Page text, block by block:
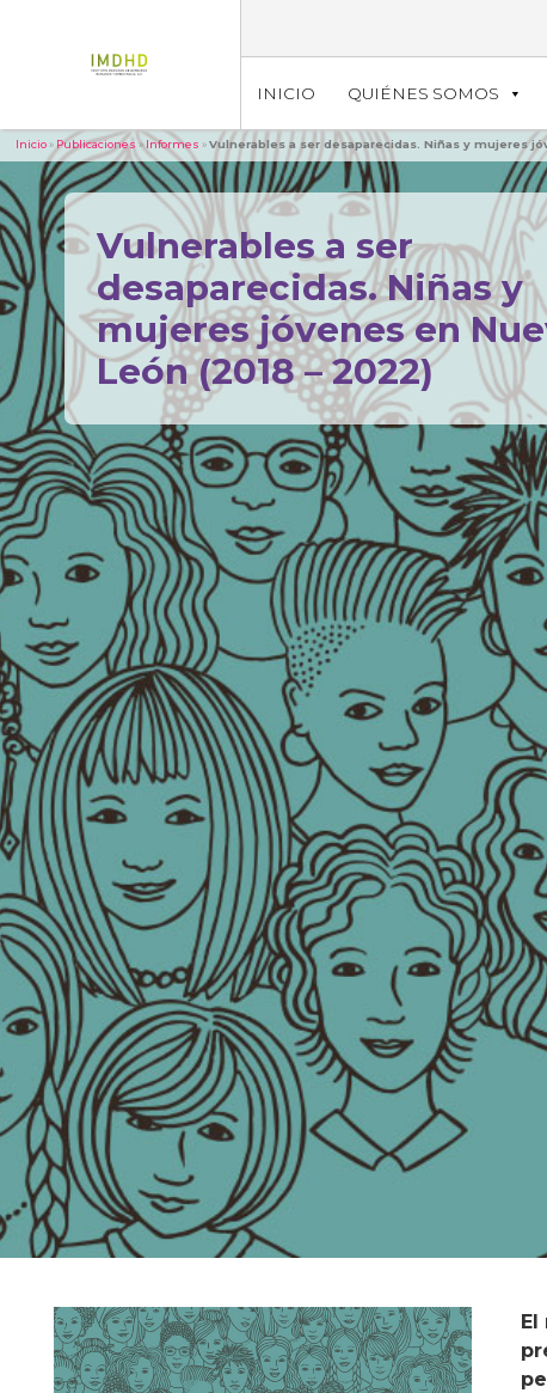
INICIO QUIÉNES SOMOS
Inicio»Publicaciones»Informes »Vulnerables a ser desaparecidas. Niñas y mujeres
Vulnerables a ser
desaparecidas. Niñas y
mujeres jóvenes en
León (2018 – 2022)